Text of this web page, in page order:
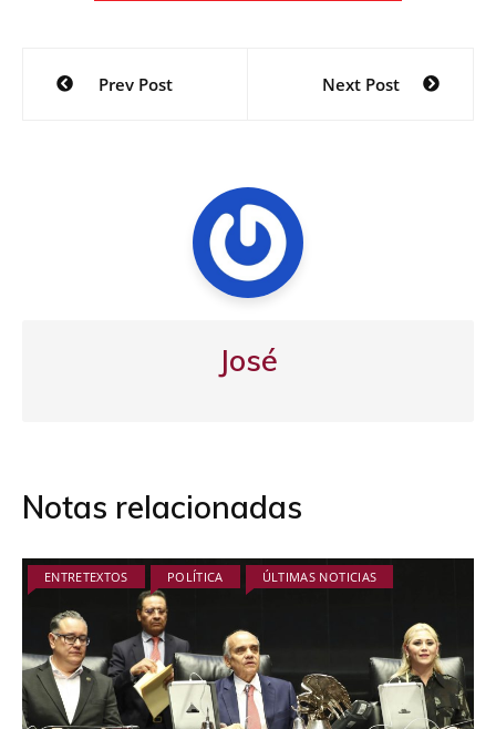
Navegación
Prev Post Next Post
José
Notas relacionadas
ENTRETEXTOS POLÍTICA ÚLTIMAS NOTICIAS